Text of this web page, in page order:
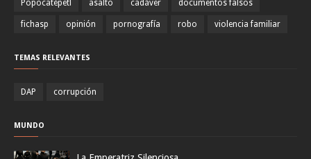
Popocatépetl asalto cadáver documentos falsos
fichasp opinión pornografía robo violencia familiar
TEMAS RELEVANTES
DAP corrupción
MUNDO